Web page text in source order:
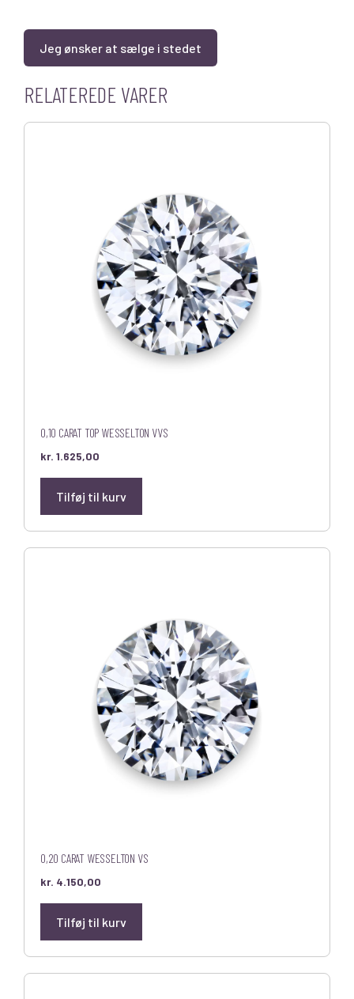
Jeg ønsker at sælge i stedet
RELATEREDE VARER
0,10 CARAT TOP WESSELTON VVS
kr. 1.625,00
Tilføj til kurv
0,20 CARAT WESSELTON VS
kr. 4.150,00
Tilføj til kurv